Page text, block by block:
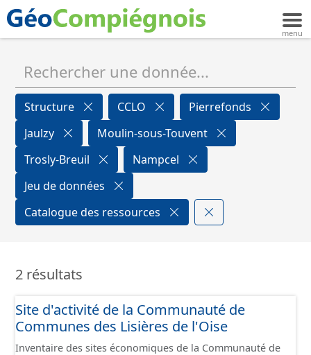
Structure CCLO
Pierrefonds
Jaulzy
Moulin-sous-Touvent
Trosly-Breuil
Nampcel
Jeu de données
Catalogue des ressources
2 résultats
Site d'activité de la Communauté de
Communes des Lisières de l'Oise
Inventaire des sites économiques de la Communauté de